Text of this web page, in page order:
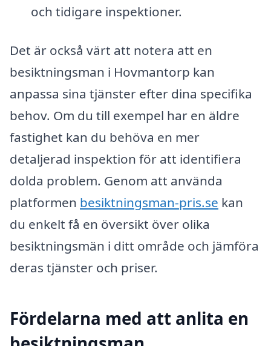
och tidigare inspektioner.
Det är också värt att notera att en
besiktningsman i Hovmantorp kan
anpassa sina tjänster efter dina specifika
behov. Om du till exempel har en äldre
fastighet kan du behöva en mer
detaljerad inspektion för att identifiera
dolda problem. Genom att använda
platformen besiktningsman-pris.se kan
du enkelt få en översikt över olika
besiktningsmän i ditt område och jämföra
deras tjänster och priser.
Fördelarna med att anlita en